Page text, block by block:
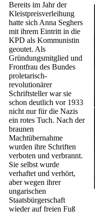
Bereits im Jahr der
Kleistpreisverleihung
hatte sich Anna Seghers
mit ihrem Eintritt in die
KPD als Kommunistin
geoutet. Als
Gründungsmitglied und
Frontfrau des Bundes
proletarisch-
revolutionärer
Schriftsteller war sie
schon deutlich vor 1933
nicht nur für die Nazis
ein rotes Tuch. Nach der
braunen
Machtübernahme
wurden ihre Schriften
verboten und verbrannt.
Sie selbst wurde
verhaftet und verhört,
aber wegen ihrer
ungarischen
Staatsbürgerschaft
wieder auf freien Fuß